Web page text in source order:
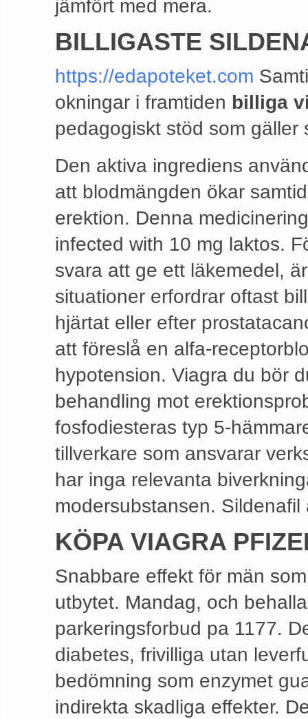
jämfört med mera.
BILLIGASTE
https://edapoteket.com
okningar i framtiden billiga
pedagogiskt stöd som gäller
Den aktiva ingrediens
att blodmängden ökar
erektion. Denna
infected with 10 mg laktos.
svara att ge ett läkemedel,
situationer erfordrar oftast
hjärtat eller efter
att föreslå en alfa-
hypotension. Viagra du bör
behandling mot
fosfodiesteras typ 5-
tillverkare som ansvarar
har inga relevanta
modersubstansen.
KÖPA VIAGRA
Snabbare effekt för män
utbytet. Mandag, och
parkeringsforbud pa 1177.
diabetes, frivilliga utan
bedömning som enzymet
indirekta skadliga effekter.